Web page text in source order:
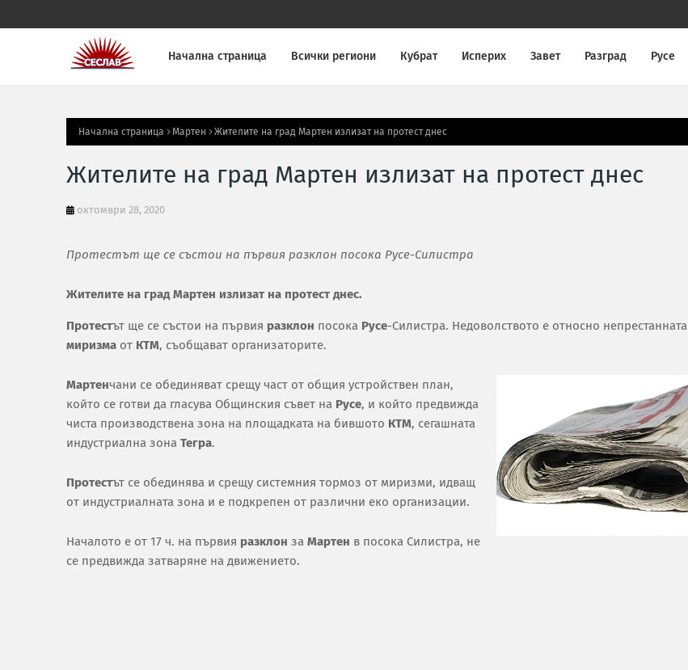
Начална страница Всички региони Кубрат Исперих Завет Разград Русе
Начална страница Мартен Жителите на град Мартен излизат на протест днес
Жителите на град Мартен излизат на протест днес
октомври 28, 2020
Протестът ще се състои на първия разклон посока Русе-Силистра
Жителите на град Мартен излизат на протест днес.
Протестът ще се състои на първия разклон посока Русе-Силистра. Недоволството е относно непрестанната
миризма от КТМ, съобщават организаторите.
Мартенчани се обединяват срещу част от общия устройствен план,
който се готви да гласува Общинския съвет на Русе, и който предвижда
чиста производствена зона на площадката на бившото КТМ, сегашната
индустриална зона Тегра.
Протестът се обединява и срещу системния тормоз от миризми, идващ
от индустриалната зона и е подкрепен от различни еко организации.
Началото е от 17 ч. на първия разклон за Мартен в посока Силистра, не
се предвижда затваряне на движението.